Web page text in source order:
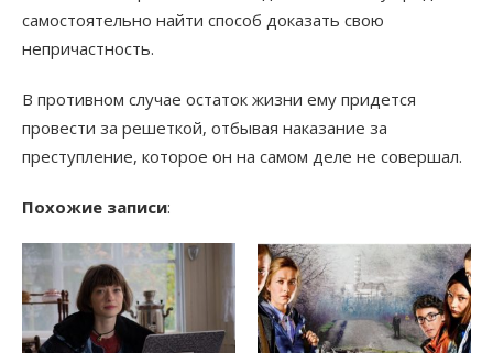
самостоятельно найти способ доказать свою
непричастность.
В противном случае остаток жизни ему придется
провести за решеткой, отбывая наказание за
преступление, которое он на самом деле не совершал.
Похожие записи: